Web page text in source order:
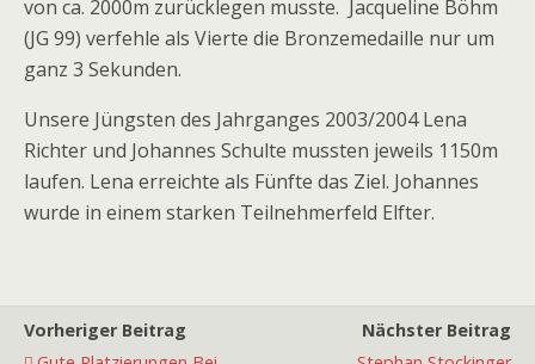
von ca. 2000m zurücklegen musste. Jacqueline Böhm
(JG 99) verfehle als Vierte die Bronzemedaille nur um
ganz 3 Sekunden.
Unsere Jüngsten des Jahrganges 2003/2004 Lena
Richter und Johannes Schulte mussten jeweils 1150m
laufen. Lena erreichte als Fünfte das Ziel. Johannes
wurde in einem starken Teilnehmerfeld Elfter.
Vorheriger Beitrag
Nächster Beitrag